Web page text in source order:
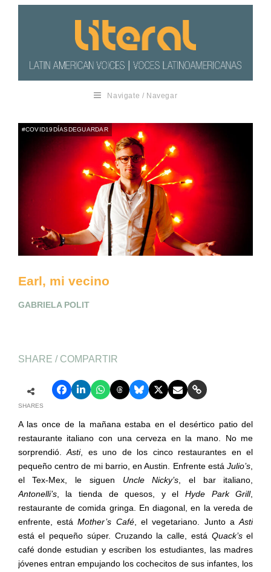
Navigate / Navegar
#COVID19DÍASDEGUARDAR
Earl, mi vecino
GABRIELA POLIT
SHARE / COMPARTIR
SHARES
A las once de la mañana estaba en el desértico patio del
restaurante italiano con una cerveza en la mano. No me
sorprendió.Asti, es uno de los cinco restaurantes en el
pequeño centro de mi barrio, en Austin. Enfrente estáJulio’s
el Tex-Mex, le siguen Uncle Nicky’s , el bar italiano,
Antonelli’s, la tienda de quesos, y elHyde Park Grill,
restaurante de comida gringa. En diagonal, en la vereda de
enfrente, estáMother’s Café, el vegetariano. Junto aAsti
está el pequeño súper. Cruzando la calle, está Quack’sel
café donde estudian y escriben los estudiantes, las madres
jóvenes entran empujando los cochecitos de sus infantes, los